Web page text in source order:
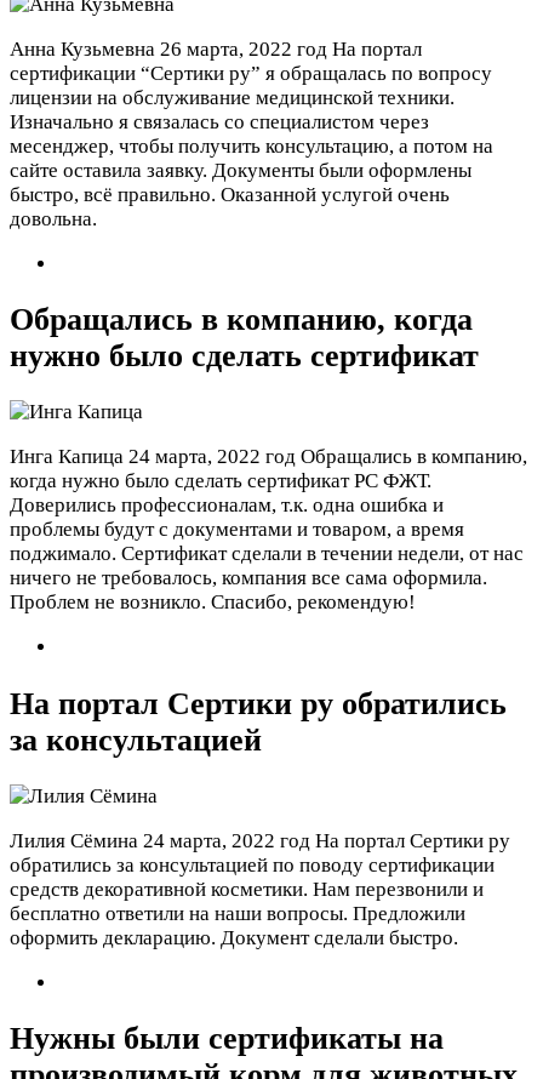
Анна Кузьмевна 26 марта, 2022 год На портал
сертификации “Сертики ру” я обращалась по вопросу
лицензии на обслуживание медицинской техники.
Изначально я связалась со специалистом через
месенджер, чтобы получить консультацию, а потом на
сайте оставила заявку. Документы были оформлены
быстро, всё правильно. Оказанной услугой очень
довольна.
Обращались в компанию, когда
нужно было сделать сертификат
Инга Капица 24 марта, 2022 год Обращались в компанию,
когда нужно было сделать сертификат РС ФЖТ.
Доверились профессионалам, т.к. одна ошибка и
проблемы будут с документами и товаром, а время
поджимало. Сертификат сделали в течении недели, от нас
ничего не требовалось, компания все сама оформила.
Проблем не возникло. Спасибо, рекомендую!
На портал Сертики ру обратились
за консультацией
Лилия Сёмина 24 марта, 2022 год На портал Сертики ру
обратились за консультацией по поводу сертификации
средств декоративной косметики. Нам перезвонили и
бесплатно ответили на наши вопросы. Предложили
оформить декларацию. Документ сделали быстро.
Нужны были сертификаты на